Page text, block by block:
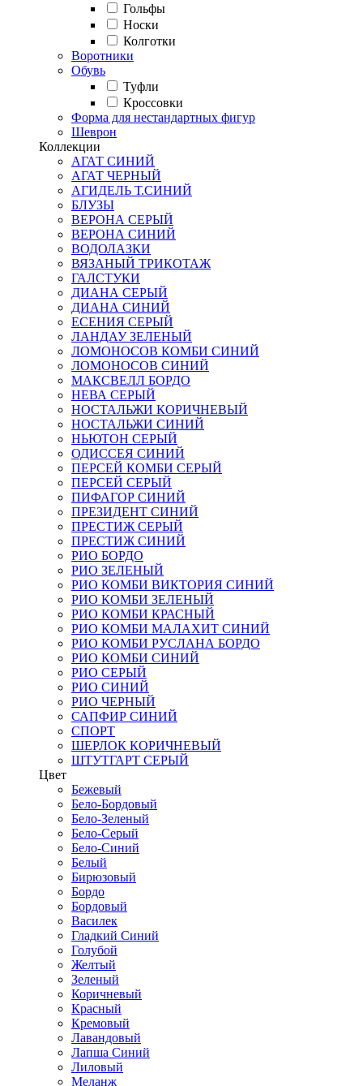
Гольфы
Носки
Колготки
Воротники
Обувь
Туфли
Кроссовки
Форма для нестандартных фигур
Шеврон
Коллекции
АГАТ СИНИЙ
АГАТ ЧЕРНЫЙ
АГИДЕЛЬ Т.СИНИЙ
БЛУЗЫ
ВЕРОНА СЕРЫЙ
ВЕРОНА СИНИЙ
ВОДОЛАЗКИ
ВЯЗАНЫЙ ТРИКОТАЖ
ГАЛСТУКИ
ДИАНА СЕРЫЙ
ДИАНА СИНИЙ
ЕСЕНИЯ СЕРЫЙ
ЛАНДАУ ЗЕЛЕНЫЙ
ЛОМОНОСОВ КОМБИ СИНИЙ
ЛОМОНОСОВ СИНИЙ
МАКСВЕЛЛ БОРДО
НЕВА СЕРЫЙ
НОСТАЛЬЖИ КОРИЧНЕВЫЙ
НОСТАЛЬЖИ СИНИЙ
НЬЮТОН СЕРЫЙ
ОДИССЕЯ СИНИЙ
ПЕРСЕЙ КОМБИ СЕРЫЙ
ПЕРСЕЙ СЕРЫЙ
ПИФАГОР СИНИЙ
ПРЕЗИДЕНТ СИНИЙ
ПРЕСТИЖ СЕРЫЙ
ПРЕСТИЖ СИНИЙ
РИО БОРДО
РИО ЗЕЛЕНЫЙ
РИО КОМБИ ВИКТОРИЯ СИНИЙ
РИО КОМБИ ЗЕЛЕНЫЙ
РИО КОМБИ КРАСНЫЙ
РИО КОМБИ МАЛАХИТ СИНИЙ
РИО КОМБИ РУСЛАНА БОРДО
РИО КОМБИ СИНИЙ
РИО СЕРЫЙ
РИО СИНИЙ
РИО ЧЕРНЫЙ
САПФИР СИНИЙ
СПОРТ
ШЕРЛОК КОРИЧНЕВЫЙ
ШТУТГАРТ СЕРЫЙ
Цвет
Бежевый
Бело-Бордовый
Бело-Зеленый
Бело-Серый
Бело-Синий
Белый
Бирюзовый
Бордо
Бордовый
Василек
Гладкий Синий
Голубой
Желтый
Зеленый
Коричневый
Красный
Кремовый
Лавандовый
Лапша Синий
Лиловый
Меланж